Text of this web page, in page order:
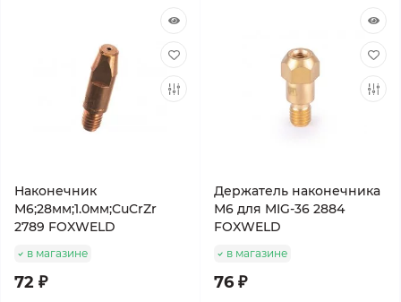
Наконечник
М6;28мм;1.0мм;CuCrZr
2789 FOXWELD
в магазине
72 ₽
Держатель наконечника
М6 для MIG-36 2884
FOXWELD
в магазине
76 ₽